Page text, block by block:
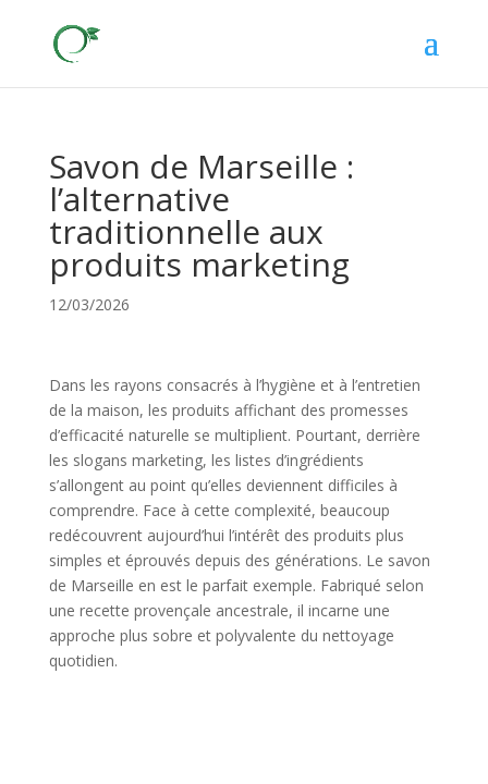
Savon de Marseille :
l’alternative
traditionnelle aux
produits marketing
12/03/2026
Dans les rayons consacrés à l’hygiène et à l’entretien
de la maison, les produits affichant des promesses
d’efficacité naturelle se multiplient. Pourtant, derrière
les slogans marketing, les listes d’ingrédients
s’allongent au point qu’elles deviennent difficiles à
comprendre. Face à cette complexité, beaucoup
redécouvrent aujourd’hui l’intérêt des produits plus
simples et éprouvés depuis des générations. Le savon
de Marseille en est le parfait exemple. Fabriqué selon
une recette provençale ancestrale, il incarne une
approche plus sobre et polyvalente du nettoyage
quotidien.